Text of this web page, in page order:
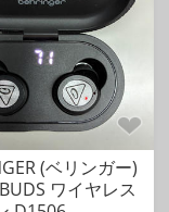
(ベリンガー)
ワイヤレス